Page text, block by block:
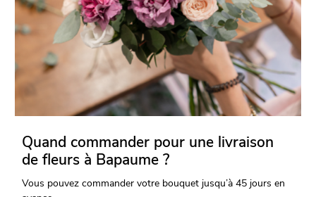
Quand commander pour une livraison
de fleurs à Bapaume ?
Vous pouvez commander votre bouquet jusqu’à 45 jours en